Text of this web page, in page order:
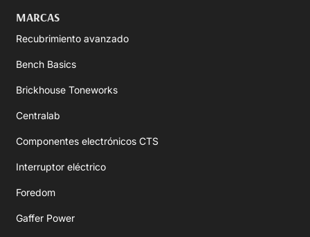
MARCAS
Recubrimiento avanzado
Bench Basics
Brickhouse Toneworks
Centralab
Componentes electrónicos CTS
Interruptor eléctrico
Foredom
Gaffer Power